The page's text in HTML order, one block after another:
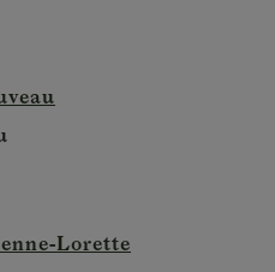
Lorette